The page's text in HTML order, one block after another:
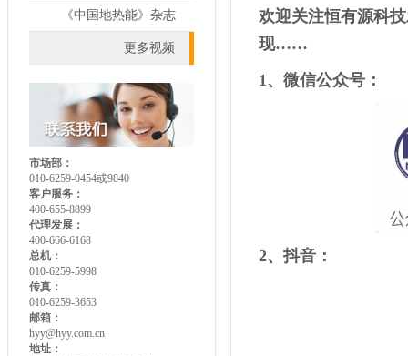
《中国地热能》杂志
更多视频
市场部：
010-6259-0454或9840
客户服务：
400-655-8899
代理发展：
400-666-6168
总机：
010-6259-5998
传真：
010-6259-3653
邮箱：
hyy@hyy.com.cn
地址：
欢迎关注恒有源科
现……
1、微信公众号：
2、抖音：